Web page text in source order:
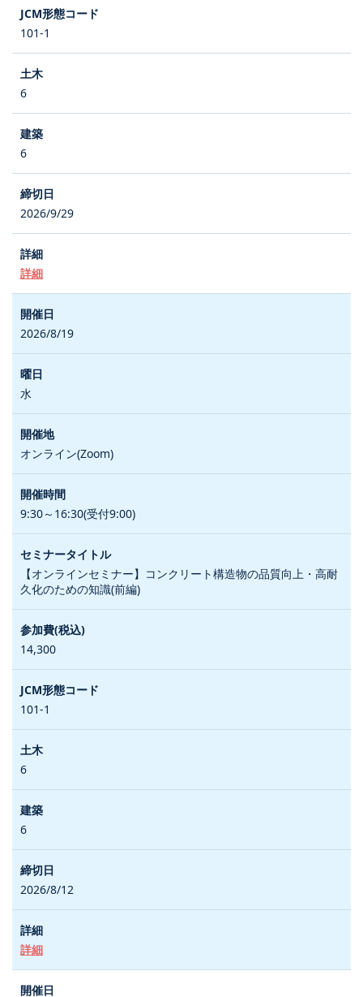
101-1
6
6
2026/9/29
詳細
2026/8/19
水
オンライン(Zoom)
9:30～16:30(受付9:00)
【オンラインセミナー】コンクリート構造物の品質向上・高耐
久化のための知識(前編)
14,300
101-1
6
6
2026/8/12
詳細